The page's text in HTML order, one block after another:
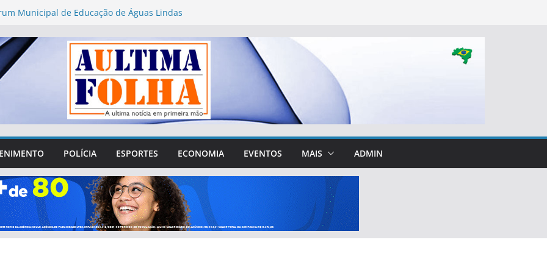
Municipal de Educação de Águas Lindas
da sociedade
exige atenção de empresas de Águas
regras fiscais
R$ 62,5 bilhões para bets em 2025
Saúde acompanha obras do Novo PAC Saúde
no Entorno de Brasília
Águas Lindas abre 752 vagas para
presencial de mesários
POLÍCIA ESPORTES ECONOMIA EVENTOS MAIS ADMIN